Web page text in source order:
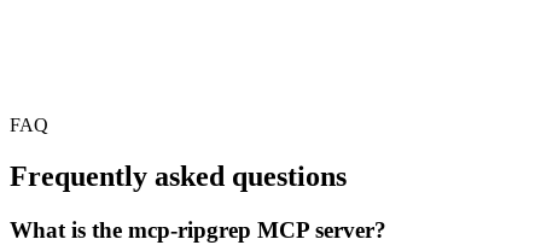
FAQ
Frequently asked questions
What is the mcp-ripgrep MCP server?